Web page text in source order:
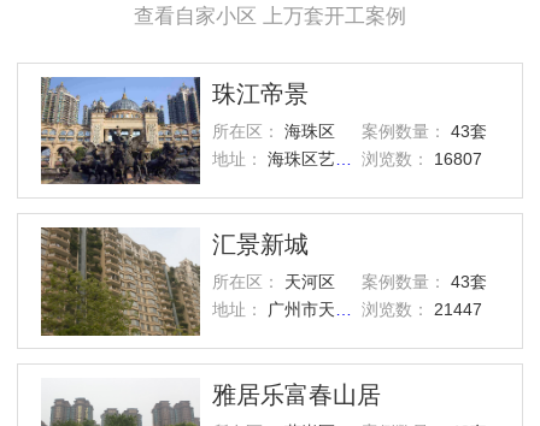
查看自家小区 上万套开工案例
珠江帝景
所在区： 海珠区 案例数量：
43套
地址：
海珠区艺洲路灏景街1号 浏览数： 16807
汇景新城
所在区： 天河区 案例数量：
43套
地址：
广州市天河区汇景路五山街 浏览数： 21447
雅居乐富春山居